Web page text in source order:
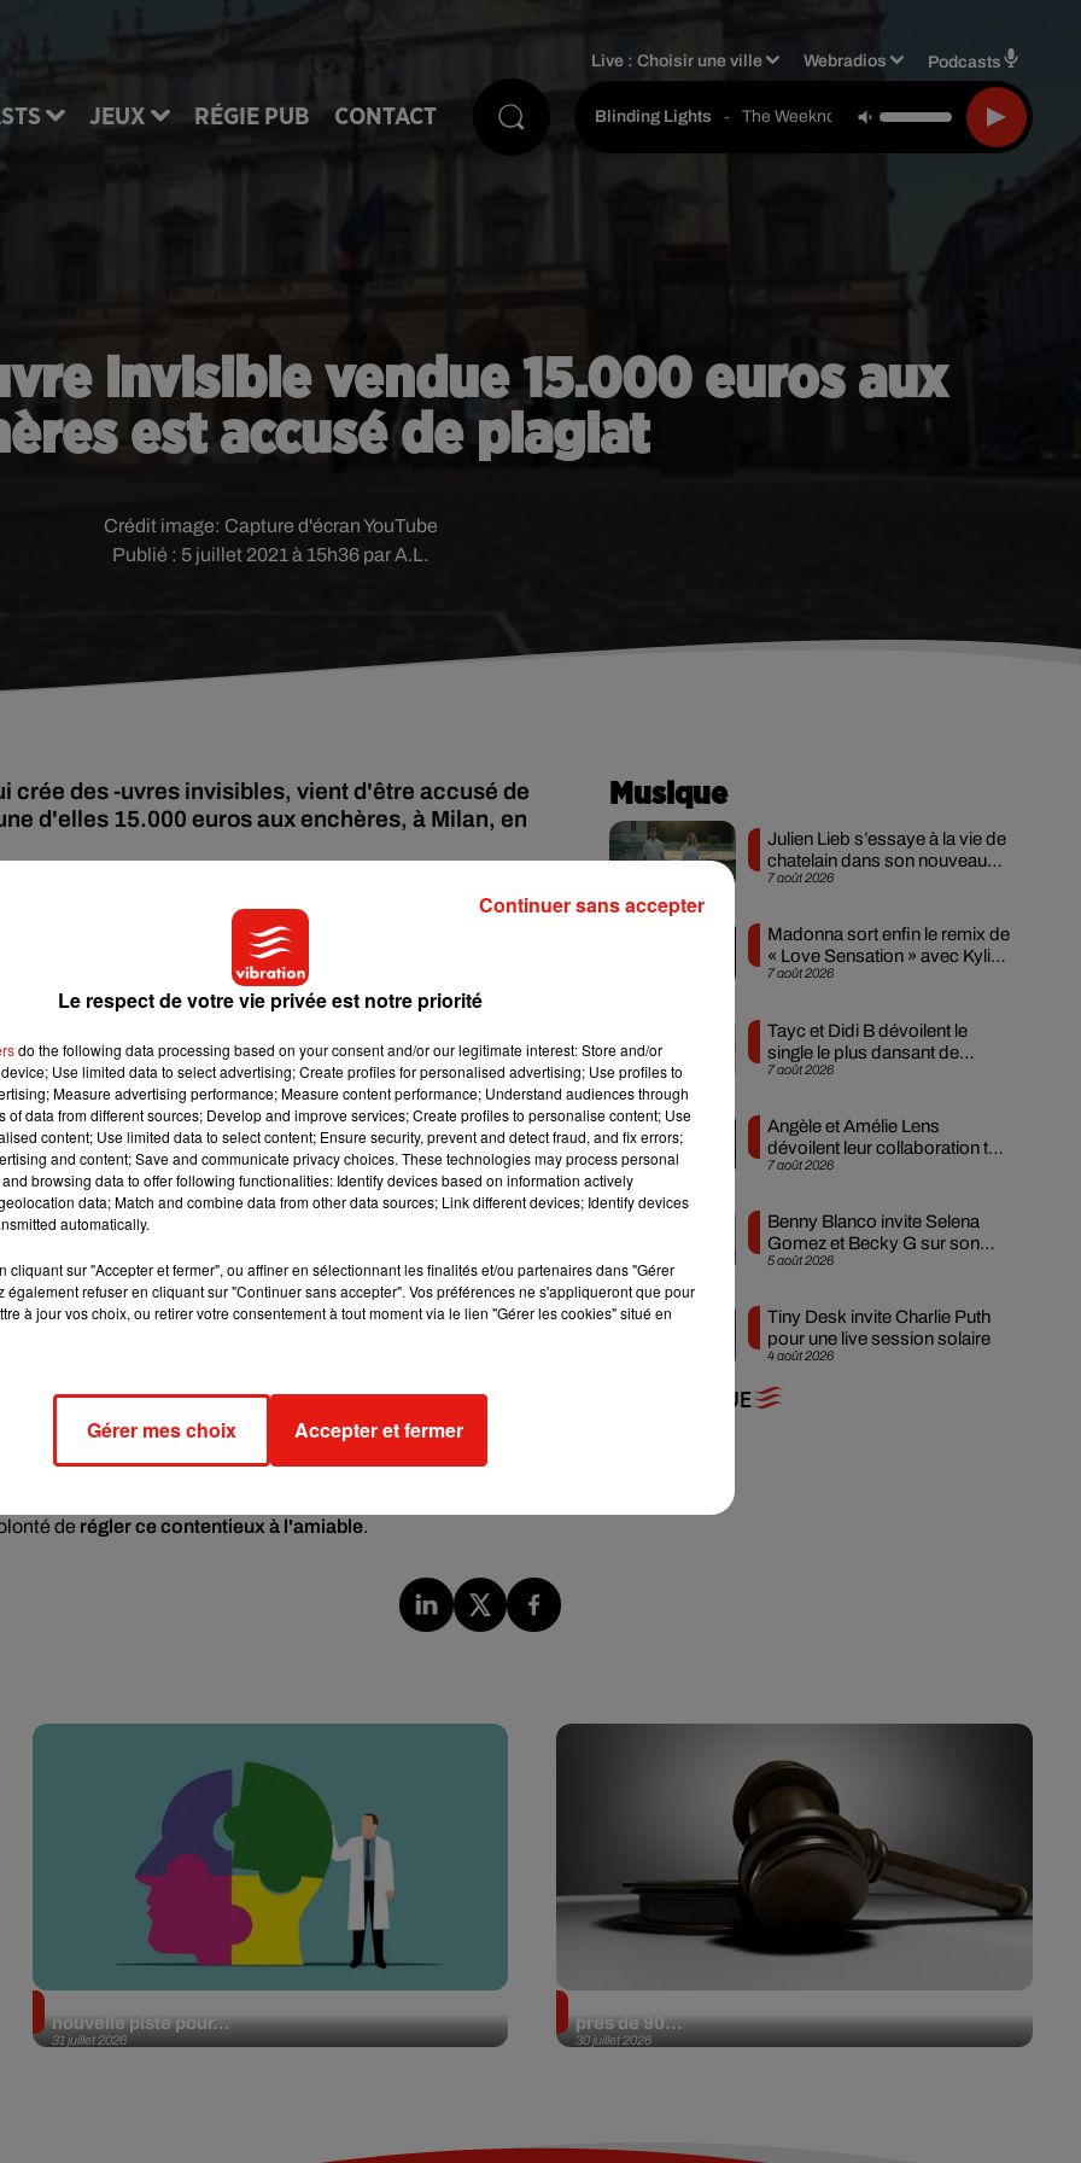
JEUX RÉGIE PUB CONTACT
Live :Choisir une ville Webradios Podcasts
Blinding Lights - The Weeknd
invisible vendue 15.000 euros aux
est accusé de plagiat
Publié : 5 juillet 2021 à 15h36 par A.L.
Crédit image: Capture d'écran YouTube
crée des -uvres invisibles, vient d'être accusé de
d'elles 15.000 euros aux enchères, à Milan, en
a fait le buzz il y a quelques semaines après avoir vendu
réussi à se faire autant d'argent avec "du vide" grâce à sa
Son œuvre a été vendue le 18 mai dernier lors d'une
le prix de départ était de 6.000 euros, un acheteur l'a obtenue
su obra ‘Io sono’ (Yo soy). Sin embargo, al contrario de lo que
uP0cjSQQoq
aujourd'hui l'objetd'une accusation de plagiat. Max Miller, un
Salvatore Garau pour lui avoir
idées sont importantes dans le monde et la reconnaissance
attribution soit faite", a en effet déclaré l'Américain, qui a
succès.
italien",
de régler ce contentieux à l'amiable.
Musique
7 août 2026
Julien Lieb s’essaye à la vie de
chatelain dans son nouveau
clip
7 août 2026
Madonna sort enfin le remix de
« Love Sensation » avec Kylie
Minogue
7 août 2026
Tayc et Didi B dévoilent le
single le plus dansant de
l’année
7 août 2026
Angèle et Amélie Lens
dévoilent leur collaboration tant
attendue
5 août 2026
Benny Blanco invite Selena
Gomez et Becky G sur son
nouveau single
4 août 2026
Tiny Desk invite Charlie Puth
pour une live session solaire
+ DE MUSIQUE
31 juillet 2026
nouvelle piste pour...
30 juillet 2026
près de 90...
Le respect de votre vie privée est notre priorité
do the following data processing based on your consent and/or our legitimate interest: Store and/or
Use limited data to select advertising; Create profiles for personalised advertising; Use profiles to
Measure advertising performance; Measure content performance; Understand audiences through
of data from different sources; Develop and improve services; Create profiles to personalise content; Use
content; Use limited data to select content; Ensure security, prevent and detect fraud, and fix errors;
and content; Save and communicate privacy choices. These technologies may process personal
browsing data to offer following functionalities: Identify devices based on information actively
data; Match and combine data from other data sources; Link different devices; Identify devices
automatically.
cliquant sur "Accepter et fermer", ou affiner en sélectionnant les finalités et/ou partenaires dans "Gérer
également refuser en cliquant sur "Continuer sans accepter". Vos préférences ne s'appliqueront que pour
à jour vos choix, ou retirer votre consentement à tout moment via le lien "Gérer les cookies" situé en
Gérer mes choix Accepter et fermer
Continuer sans accepter